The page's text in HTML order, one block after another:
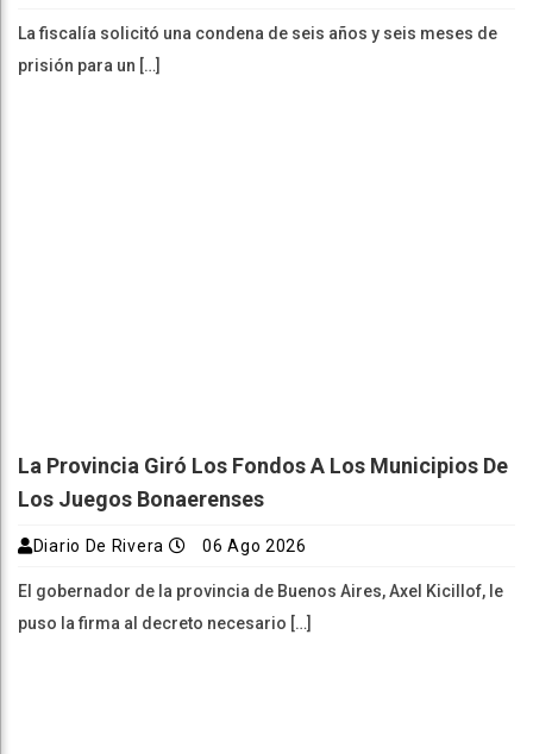
La fiscalía solicitó una condena de seis años y seis meses de
prisión para un […]
La Provincia Giró Los Fondos A Los Municipios De
Los Juegos Bonaerenses
Diario De Rivera 06 Ago 2026
El gobernador de la provincia de Buenos Aires, Axel Kicillof, le
puso la firma al decreto necesario […]